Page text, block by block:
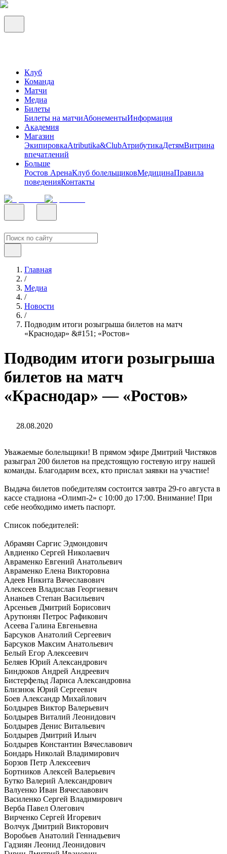
Клуб
Команда
Матчи
Медиа
Билеты
Билеты на матчиАбонементыИнформация
Академия
Магазин
ЭкипировкаAtributika&ClubАтрибутикаДетямВитрина
впечатлений
Больше
Ростов АренаКлуб болельщиковМедицинаПравила
поведенияКонтакты
Главная
/
Медиа
/
Новости
/
Подводим итоги розыгрыша билетов на матч
«Краснодар» &#151; «Ростов»
Подводим итоги розыгрыша
билетов на матч
«Краснодар» — «Ростов»
28.08.2020
Уважаемые болельщики! В прямом эфире Дмитрий Чистяков
разыграл 200 билетов на предстоящую гостевую игру нашей
команды. Благодарим всех, кто прислал заявки на участие!
Выдача билетов победителям состоится завтра 29-го августа в
кассе стадиона «Олимп-2» с 10:00 до 17:00. Внимание! При
себе необходимо иметь паспорт.
Список победителей:
Абрамян Саргис Эдмондович
Авдиенко Сергей Николаевич
Авраменко Евгений Анатольевич
Авраменко Елена Викторовна
Адеев Никита Вячеславович
Алексеев Владислав Георгиевич
Ананьев Степан Васильевич
Арсеньев Дмитрий Борисович
Арутюнян Петрос Рафикович
Асеева Галина Евгеньевна
Барсуков Анатолий Сергеевич
Барсуков Максим Анатольевич
Белый Егор Алексеевич
Беляев Юрий Александрович
Биндюков Андрей Андреевич
Бистерфельд Лариса Александровна
Близнюк Юрий Сергеевич
Боев Александр Михайлович
Болдырев Виктор Валерьевич
Болдырев Виталий Леонидович
Болдырев Денис Витальевич
Болдырев Дмитрий Ильич
Болдырев Константин Вячеславович
Бондарь Николай Владимирович
Борзов Петр Алексеевич
Бортников Алексей Валерьевич
Бутко Валерий Александрович
Валуенко Иван Вячеславович
Василенко Сергей Владимирович
Верба Павел Олегович
Вирченко Сергей Игоревич
Волчук Дмитрий Викторович
Воробьев Анатолий Геннадьевич
Гадзиян Леонид Леонидович